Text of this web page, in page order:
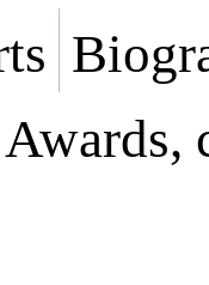
Awards,